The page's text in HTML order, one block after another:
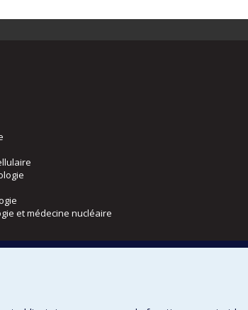
et médecine nucléaire